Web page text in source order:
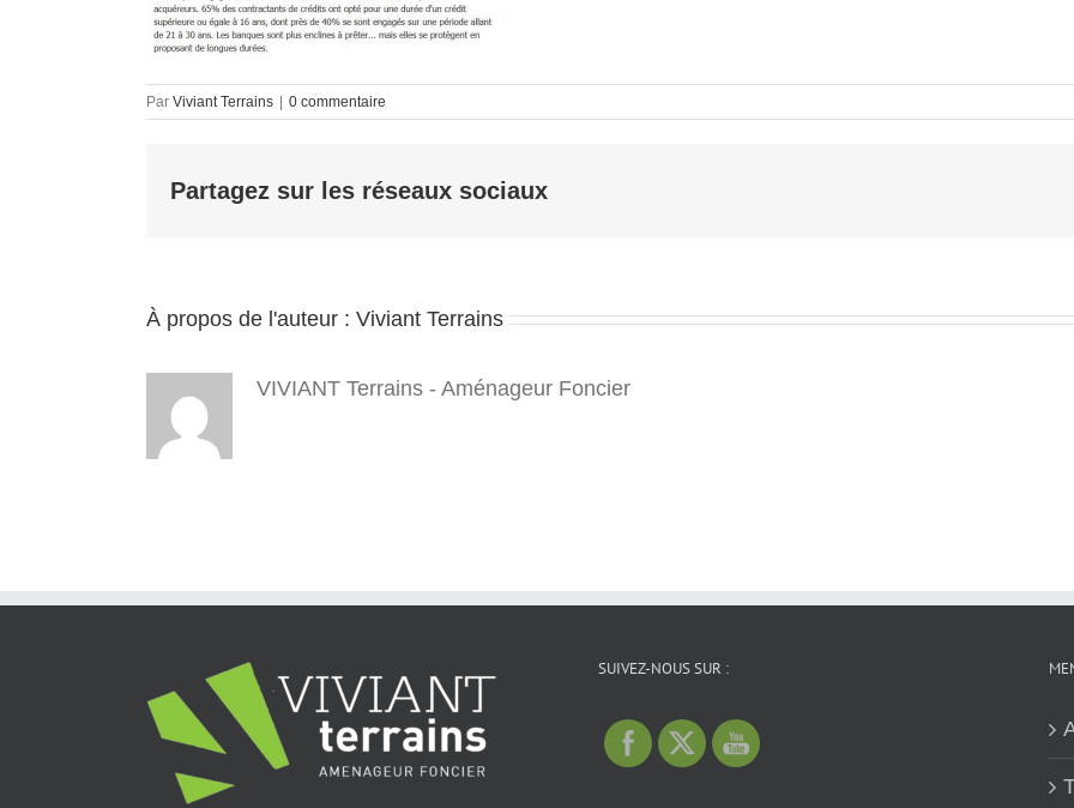
Par Viviant Terrains 0 commentaire
Partagez sur les réseaux sociaux
À propos de l'auteur : Viviant Terrains
VIVIANT Terrains - Aménageur Foncier
SUIVEZ-NOUS SUR :